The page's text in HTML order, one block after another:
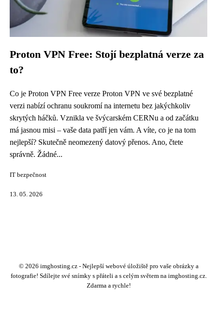
Proton VPN Free: Stojí bezplatná verze za
to?
Co je Proton VPN Free verze Proton VPN ve své bezplatné
verzi nabízí ochranu soukromí na internetu bez jakýchkoliv
skrytých háčků. Vznikla ve švýcarském CERNu a od začátku
má jasnou misi – vaše data patří jen vám. A víte, co je na tom
nejlepší? Skutečně neomezený datový přenos. Ano, čtete
správně. Žádné...
IT bezpečnost
13. 05. 2026
© 2026 imghosting.cz - Nejlepší webové úložiště pro vaše obrázky a
fotografie! Sdílejte své snímky s přáteli a s celým světem na imghosting.cz.
Zdarma a rychle!